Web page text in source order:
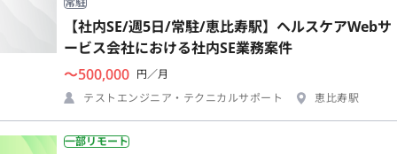
【社内SE/週5日/常駐/恵比寿駅】ヘルスケアWebサ
ービス会社における社内SE業務案件
〜500,000 円／月
テストエンジニア・テクニカルサポート
恵比寿駅
一部リモート